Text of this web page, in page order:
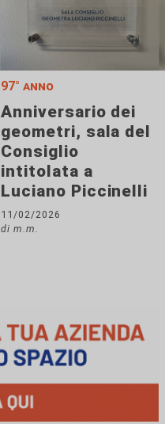
97° anno
Anniversario dei
geometri, sala del
Consiglio
intitolata a
Luciano Piccinelli
11/02/2026
di m.m.